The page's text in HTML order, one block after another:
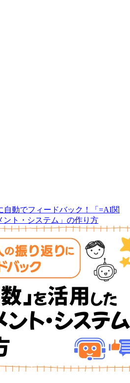
自動でフィードバック！「=AI関
ト・システム」の作り方